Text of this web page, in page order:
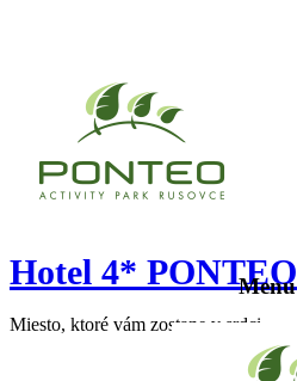
Hotel 4* PONTEO
Miesto, ktoré vám zostane v srdci
Menu